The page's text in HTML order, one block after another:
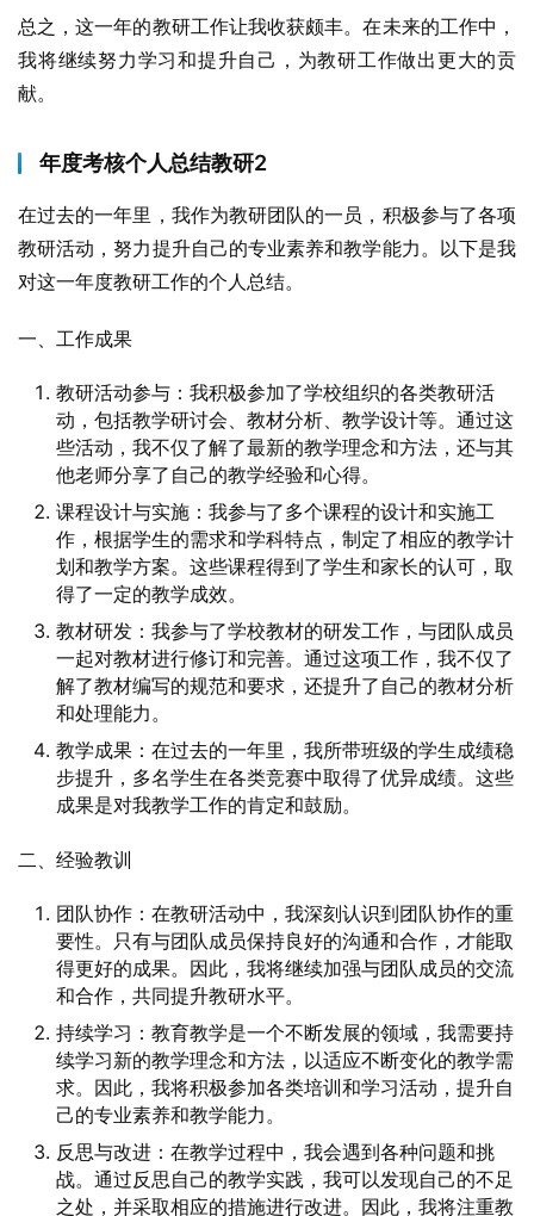
总之，这一年的教研工作让我收获颇丰。在未来的工作中，
我将继续努力学习和提升自己，为教研工作做出更大的贡
献。
年度考核个人总结教研2
在过去的一年里，我作为教研团队的一员，积极参与了各项
教研活动，努力提升自己的专业素养和教学能力。以下是我
对这一年度教研工作的个人总结。
一、工作成果
教研活动参与：我积极参加了学校组织的各类教研活
动，包括教学研讨会、教材分析、教学设计等。通过这
些活动，我不仅了解了最新的教学理念和方法，还与其
他老师分享了自己的教学经验和心得。
课程设计与实施：我参与了多个课程的设计和实施工
作，根据学生的需求和学科特点，制定了相应的教学计
划和教学方案。这些课程得到了学生和家长的认可，取
得了一定的教学成效。
教材研发：我参与了学校教材的研发工作，与团队成员
一起对教材进行修订和完善。通过这项工作，我不仅了
解了教材编写的规范和要求，还提升了自己的教材分析
和处理能力。
教学成果：在过去的一年里，我所带班级的学生成绩稳
步提升，多名学生在各类竞赛中取得了优异成绩。这些
成果是对我教学工作的肯定和鼓励。
二、经验教训
团队协作：在教研活动中，我深刻认识到团队协作的重
要性。只有与团队成员保持良好的沟通和合作，才能取
得更好的成果。因此，我将继续加强与团队成员的交流
和合作，共同提升教研水平。
持续学习：教育教学是一个不断发展的领域，我需要持
续学习新的教学理念和方法，以适应不断变化的教学需
求。因此，我将积极参加各类培训和学习活动，提升自
己的专业素养和教学能力。
反思与改进：在教学过程中，我会遇到各种问题和挑
战。通过反思自己的教学实践，我可以发现自己的不足
之处，并采取相应的措施进行改进。因此，我将注重教